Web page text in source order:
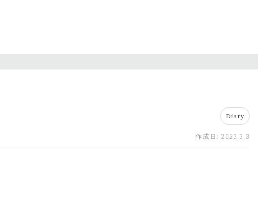
Diary
作成日:2023.3.3